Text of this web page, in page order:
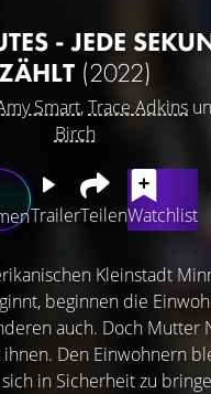
- JEDE
(2022)
Smart,Trace Adkins
Birch
TrailerTeilenWatchlist
Kleinstadt
beginnen die
auch. Doch Mutter
Den Einwohnern
in Sicherheit zu